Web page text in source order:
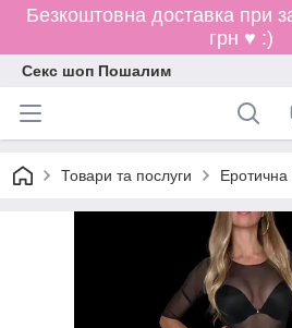
Безкоштовна доставка при
грн ♥ :)
Секс шоп Пошалим
Товари та послуги Еротична